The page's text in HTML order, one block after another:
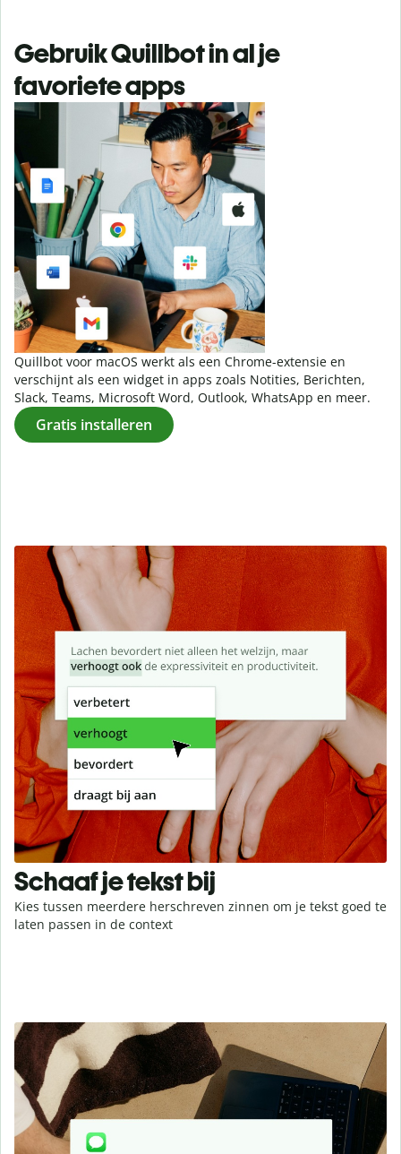
Gebruik Quillbot in al je
favoriete apps
Quillbot voor macOS werkt als een Chrome-extensie en
verschijnt als een widget in apps zoals Notities, Berichten,
Slack, Teams, Microsoft Word, Outlook, WhatsApp en meer.
Gratis installeren
Schaaf je tekst bij
Kies tussen meerdere herschreven zinnen om je tekst goed te
laten passen in de context